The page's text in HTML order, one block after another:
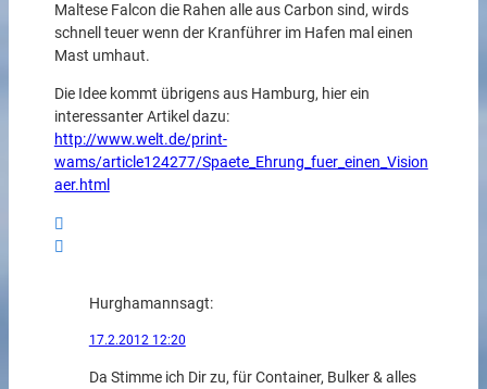
Maltese Falcon die Rahen alle aus Carbon sind, wirds
schnell teuer wenn der Kranführer im Hafen mal einen
Mast umhaut.
Die Idee kommt übrigens aus Hamburg, hier ein
interessanter Artikel dazu:
http://www.welt.de/print-
wams/article124277/Spaete_Ehrung_fuer_einen_Vision
aer.html
Hurghamannsagt:
17.2.2012 12:20
Da Stimme ich Dir zu, für Container, Bulker & alles